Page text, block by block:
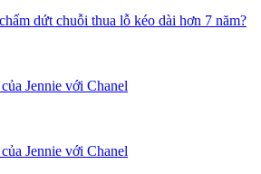
dứt chuỗi thua lỗ kéo dài hơn 7 năm?
Jennie với Chanel
Jennie với Chanel